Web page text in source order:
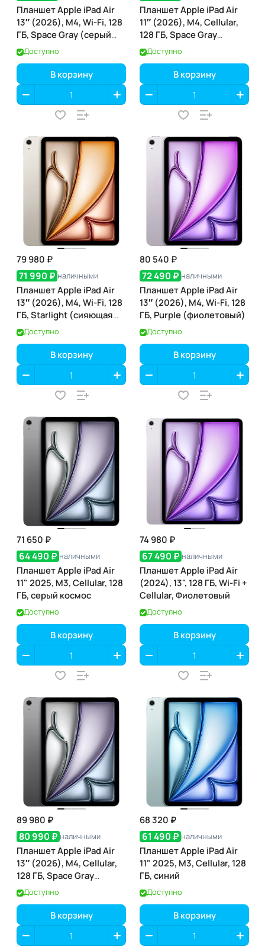
Планшет Apple iPad Air
13″ (2026), M4, Wi-Fi, 128
ГБ, Space Gray (серый
космос)
Доступно
В корзину
Планшет Apple iPad Air
11″ (2026), M4, Cellular,
128 ГБ, Space Gray
(серый космос)
Доступно
В корзину
79 980 ₽
71 990 ₽ наличными
Планшет Apple iPad Air
13″ (2026), M4, Wi-Fi, 128
ГБ, Starlight (сияющая
звезда)
Доступно
В корзину
80 540 ₽
72 490 ₽ наличными
Планшет Apple iPad Air
13″ (2026), M4, Wi-Fi, 128
ГБ, Purple (фиолетовый)
Доступно
В корзину
71 650 ₽
64 490 ₽ наличными
Планшет Apple iPad Air
11" 2025, M3, Cellular, 128
ГБ, серый космос
Доступно
В корзину
74 980 ₽
67 490 ₽ наличными
Планшет Apple iPad Air
(2024), 13", 128 ГБ, Wi-Fi +
Cellular, Фиолетовый
Доступно
В корзину
89 980 ₽
80 990 ₽ наличными
Планшет Apple iPad Air
13″ (2026), M4, Cellular,
128 ГБ, Space Gray
(серый космос)
Доступно
В корзину
68 320 ₽
61 490 ₽ наличными
Планшет Apple iPad Air
11" 2025, M3, Cellular, 128
ГБ, синий
Доступно
В корзину